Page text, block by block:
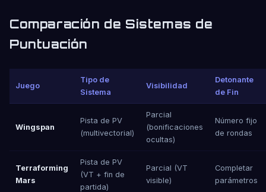
Comparación de Sistemas de
Puntuación
Juego
Tipo de
Sistema
Visibilidad
Detonante
de Fin
Wingspan
Pista de PV
(multivectorial)
Parcial
(bonificaciones
ocultas)
Número fijo
de rondas
Terraforming
Mars
Pista de PV
(VT + fin de
partida)
Parcial (VT
visible)
Completar
parámetros